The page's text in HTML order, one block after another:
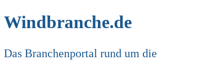
Windbranche.de
Das Branchenportal rund um die